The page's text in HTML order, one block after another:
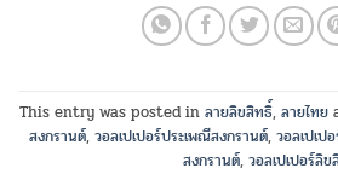
This entry was posted in ลายลิขสิทธิ์, ลายไทย
สงกรานต์, วอลเปเปอร์ประเพณีสงกรานต์, วอลเปเป
สงกรานต์, วอลเปเปอร์ลิ